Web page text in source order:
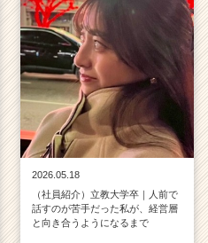
2026.05.18
（社員紹介）立教大学卒｜人前で
話すのが苦手だった私が、経営層
と向き合うようになるまで